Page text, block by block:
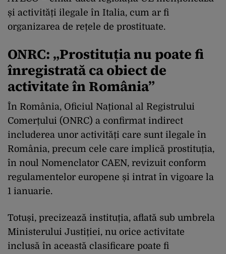
și activități ilegale în Italia, cum ar fi
organizarea de rețele de prostituate.
ONRC: „Prostituția nu poate fi
înregistrată ca obiect de
activitate în România”
În România, Oficiul Național al Registrului
Comerțului (ONRC) a confirmat indirect
includerea unor activități care sunt ilegale în
România, precum cele care implică prostituția,
în noul Nomenclator CAEN, revizuit conform
regulamentelor europene și intrat în vigoare la
1 ianuarie.
Totuși, precizează instituția, aflată sub umbrela
Ministerului Justiției, nu orice activitate
inclusă în această clasificare poate fi